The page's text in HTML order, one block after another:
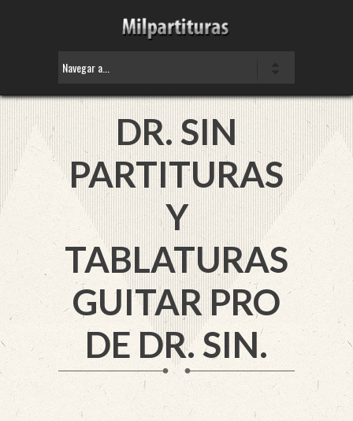
DR. SIN
PARTITURAS
Y
TABLATURAS
GUITAR PRO
DE DR. SIN.